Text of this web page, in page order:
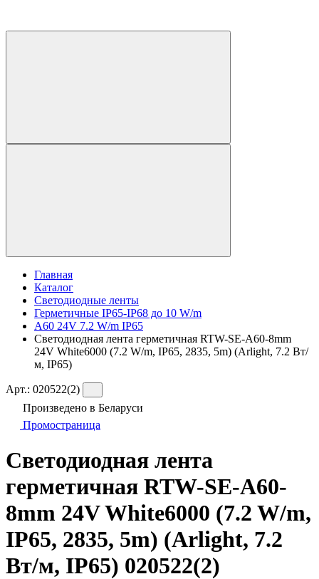
Главная
Каталог
Светодиодные ленты
Герметичные IP65-IP68 до 10 W/m
A60 24V 7.2 W/m IP65
Светодиодная лента герметичная RTW-SE-A60-8mm
24V White6000 (7.2 W/m, IP65, 2835, 5m) (Arlight, 7.2 Вт/
м, IP65)
Арт.: 020522(2)
Произведено в Беларуси
Промостраница
Светодиодная лента
герметичная RTW-SE-A60-
8mm 24V White6000 (7.2 W/m,
IP65, 2835, 5m) (Arlight, 7.2
Вт/м, IP65) 020522(2)